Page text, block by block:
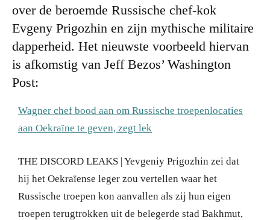
over de beroemde Russische chef-kok
Evgeny Prigozhin en zijn mythische militaire
dapperheid. Het nieuwste voorbeeld hiervan
is afkomstig van Jeff Bezos’ Washington
Post:
Wagner chef bood aan om Russische troepenlocaties
aan Oekraïne te geven, zegt lek
THE DISCORD LEAKS | Yevgeniy Prigozhin zei dat
hij het Oekraïense leger zou vertellen waar het
Russische troepen kon aanvallen als zij hun eigen
troepen terugtrokken uit de belegerde stad Bakhmut,